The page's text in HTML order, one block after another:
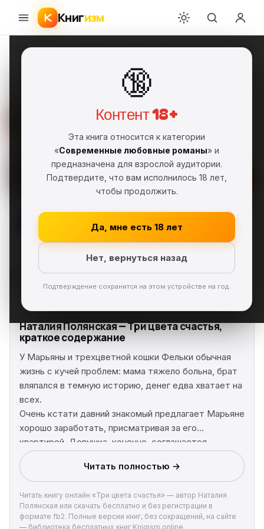
Книгизм
🔞
Контент 18+
Эта книга относится к категории
«Современные любовные романы» и
предназначена для взрослой аудитории.
Подтвердите, что вам исполнилось 18 лет,
чтобы продолжить.
Да, мне есть 18 лет
Нет, вернуться назад
Подтверждение сохранится на этом устройстве на год.
Главная›Современные любовные романы›Наталия Полянская›Три
Три цвета счастья
Наталия Полянская
Серия: История с кошкой
Скачать FB2
Наталия Полянская — Три цвета счастья,
краткое содержание
У Марьяны и трехцветной кошки Фельки обычная
жизнь с кучей проблем: мама тяжело больна, брат
вляпался в темную историю, денег едва хватает на
всех.
Очень кстати давний знакомый предлагает Марьяне
хорошо заработать, присматривая за его
квартирой. Девушка, конечно, соглашается –
деньги нужны. Да и парень уж очень
привлекательный! Иван Райковский – первая и,
возможно, единственная любовь Марьяны.
Пока Фелька очаровывает всех жителей новой
квартиры, а Марьяна обустраивает быт
Читать полностью →
Читать книгу онлайн «Три цвета счастья» — автор Наталия
Полянская или скачать бесплатно и без регистрации в
формате fb2. Полные версии книг, без сокращений, на сайте
— библиотека бесплатных книг Knigism.online.